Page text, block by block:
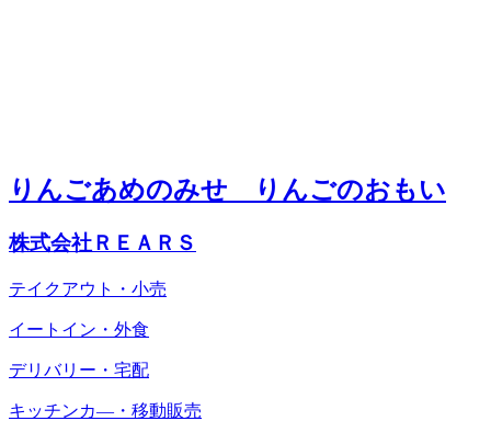
りんごあめのみせ りんごのおもい
株式会社ＲＥＡＲＳ
テイクアウト・小売
イートイン・外食
デリバリー・宅配
キッチンカ―・移動販売